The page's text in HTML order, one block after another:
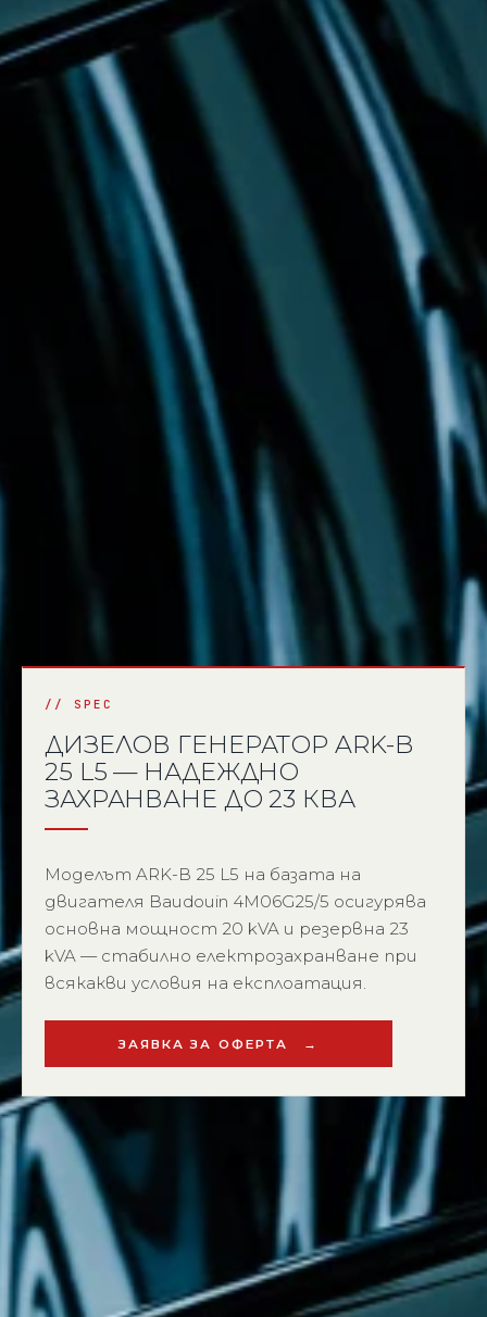
ДИЗЕЛОВ ГЕНЕРАТОР ARK-B
25 L5 — НАДЕЖДНО
ЗАХРАНВАНЕ ДО 23 КВА
Моделът ARK-B 25 L5 на базата на
двигателя Baudouin 4M06G25/5 осигурява
основна мощност 20 kVA и резервна 23
kVA — стабилно електрозахранване при
всякакви условия на експлоатация.
ЗАЯВКА ЗА ОФЕРТА